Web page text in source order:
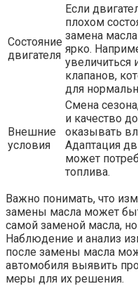
Состояние
двигателя
Если
плохом
замена
ярко.
клапанов,
для
Внешние
условия
Смена
и качество
оказывать
Адаптация
может
топлива.
Важно понимать, что
замены масла может
самой заменой масла,
Наблюдение и анализ
после замены масла
автомобиля выявить
меры для их решения.